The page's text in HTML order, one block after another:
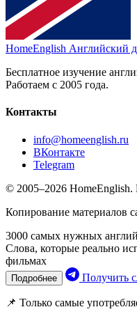
HomeEnglish Английский
Бесплатное изучение
Работаем с 2005 года.
Контакты
info@homeenglish.ru
ВКонтакте
Telegram
© 2005–2026
Копирование материалов
3000 самых нужных
Слова, которые реально
фильмах
Подробнее Получить
📌 Только самые